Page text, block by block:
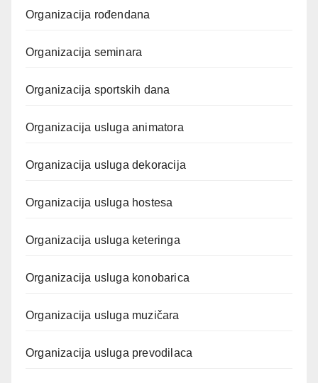
Organizacija rođendana
Organizacija seminara
Organizacija sportskih dana
Organizacija usluga animatora
Organizacija usluga dekoracija
Organizacija usluga hostesa
Organizacija usluga keteringa
Organizacija usluga konobarica
Organizacija usluga muzičara
Organizacija usluga prevodilaca